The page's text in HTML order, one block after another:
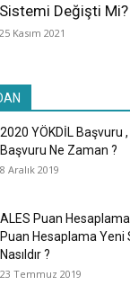
Sistemi Değişti Mi?
25 Kasım 2021
2020 YÖKDİL Başvuru ,
Başvuru Ne Zaman ?
8 Aralık 2019
ALES Puan Hesaplama
Puan Hesaplama Yeni
Nasıldır ?
23 Temmuz 2019